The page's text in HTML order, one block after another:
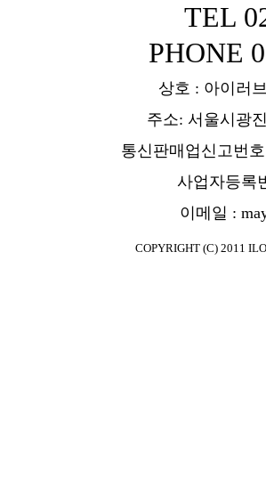
TEL
PHONE
상호 : 아이러
주소: 서울시광
통신판매업신고번
사업자등록
이메일 :
COPYRIGHT (C) 2011